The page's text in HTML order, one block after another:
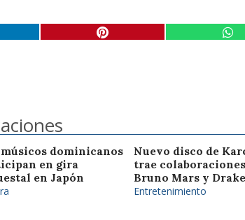
músicos dominicanos
en gira
en Japón
Nuevo disco de
trae
Bruno Mars y Drake
Entretenimiento